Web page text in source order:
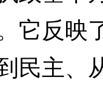
它反映
民主、